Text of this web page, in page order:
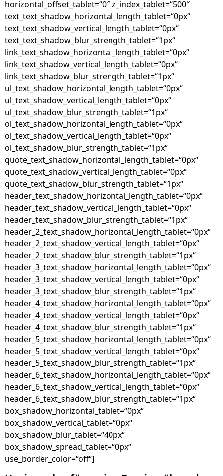
horizontal_offset_tablet=“0″ z_index_tablet=“500″
text_text_shadow_horizontal_length_tablet=“0px“
text_text_shadow_vertical_length_tablet=“0px“
text_text_shadow_blur_strength_tablet=“1px“
link_text_shadow_horizontal_length_tablet=“0px“
link_text_shadow_vertical_length_tablet=“0px“
link_text_shadow_blur_strength_tablet=“1px“
ul_text_shadow_horizontal_length_tablet=“0px“
ul_text_shadow_vertical_length_tablet=“0px“
ul_text_shadow_blur_strength_tablet=“1px“
ol_text_shadow_horizontal_length_tablet=“0px“
ol_text_shadow_vertical_length_tablet=“0px“
ol_text_shadow_blur_strength_tablet=“1px“
quote_text_shadow_horizontal_length_tablet=“0px“
quote_text_shadow_vertical_length_tablet=“0px“
quote_text_shadow_blur_strength_tablet=“1px“
header_text_shadow_horizontal_length_tablet=“0px“
header_text_shadow_vertical_length_tablet=“0px“
header_text_shadow_blur_strength_tablet=“1px“
header_2_text_shadow_horizontal_length_tablet=“0px“
header_2_text_shadow_vertical_length_tablet=“0px“
header_2_text_shadow_blur_strength_tablet=“1px“
header_3_text_shadow_horizontal_length_tablet=“0px“
header_3_text_shadow_vertical_length_tablet=“0px“
header_3_text_shadow_blur_strength_tablet=“1px“
header_4_text_shadow_horizontal_length_tablet=“0px“
header_4_text_shadow_vertical_length_tablet=“0px“
header_4_text_shadow_blur_strength_tablet=“1px“
header_5_text_shadow_horizontal_length_tablet=“0px“
header_5_text_shadow_vertical_length_tablet=“0px“
header_5_text_shadow_blur_strength_tablet=“1px“
header_6_text_shadow_horizontal_length_tablet=“0px“
header_6_text_shadow_vertical_length_tablet=“0px“
header_6_text_shadow_blur_strength_tablet=“1px“
box_shadow_horizontal_tablet=“0px“
box_shadow_vertical_tablet=“0px“
box_shadow_blur_tablet=“40px“
box_shadow_spread_tablet=“0px“
use_border_color=“off“]